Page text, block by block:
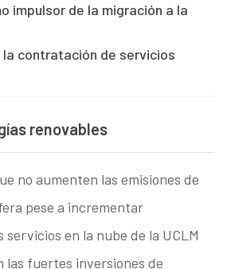
impulsor de la migración a la
la contratación de servicios
renovables
no aumenten las emisiones de
pese a incrementar
en la nube de la UCLM
las fuertes inversiones de